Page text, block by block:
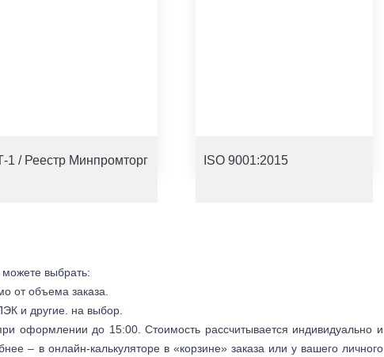
1 / Реестр Минпромторг ISO 9001:2015
выбрать:
от объема заказа.
и другие. на выбор.
оформлении до 15:00. Стоимость рассчитывается индивидуально и
– в онлайн-калькуляторе в «корзине» заказа или у вашего личного